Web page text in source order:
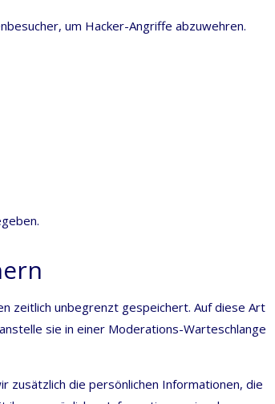
um Hacker-Angrif­fe abzu­weh­ren.
zeit­lich unbe­grenzt gespei­chert. Auf die­se Art
sie in einer Mode­ra­ti­ons-War­te­schlan­ge
zusätz­lich die per­sön­li­chen Infor­ma­tio­nen, die